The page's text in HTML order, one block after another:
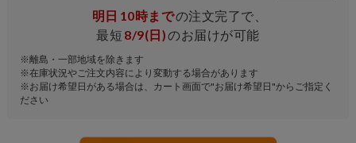
明日 10時までの注文完了で、
最短 8/9(日)のお届けが可能
※離島・一部地域を除きます
※在庫状況やご注文内容により変動する場合があります
※お届け希望日がある場合は、カート画面で"お届け希望日"からご指定く
ださい